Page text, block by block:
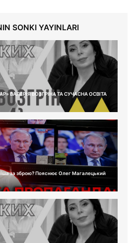
SONKI YAYINLARI
ВАЛЕРІЯ ВОЗГРІНА ТА СУЧАСНА ОСВІТА
за зброю? Пояснює Олег Магалецький